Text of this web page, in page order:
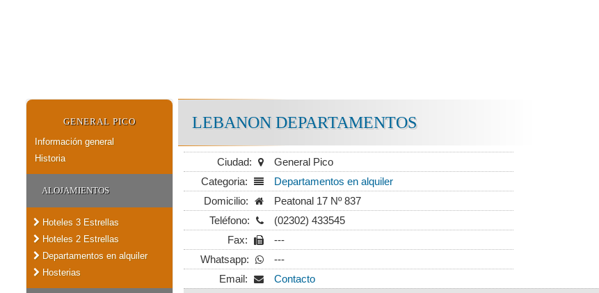
GENERAL PICO
Información general
Historia
ALOJAMIENTOS
Hoteles 3 Estrellas
Hoteles 2 Estrellas
Departamentos en alquiler
Hosterias
LEBANON DEPARTAMENTOS
Ciudad:
General Pico
Categoria:
Departamentos en alquiler
Domicilio:
Peatonal 17 Nº 837
Teléfono:
(02302) 433545
Fax:
---
Whatsapp:
---
Email:
Contacto